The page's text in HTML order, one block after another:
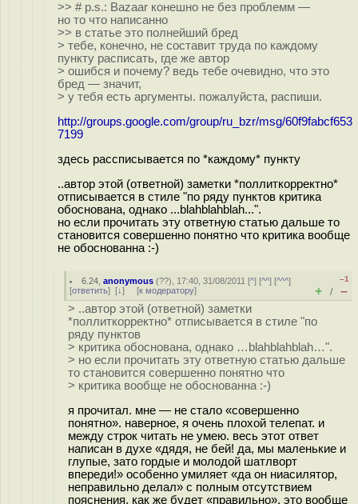
>> # p.s.: Bazaar конешно не без проблемм —
но то что написанно
>> в статье это полнейший бред
> тебе, конечно, не составит труда по каждому
пункту расписать, где же автор
> ошибся и почему? ведь тебе очевидно, что это
бред — значит,
> у тебя есть аргументы. пожалуйста, распиши.
http://groups.google.com/group/ru_bzr/msg/60f9fabcf653
7199
здесь рассписывается по *каждому* пункту
..автор этой (ответной) заметки *поллиткорректно*
отписывается в стиле "по ряду пунктов критика
обоснована, однако ...blahblahblah...".
но если прочитать эту ответную статью дальше то
становится совершенно понятно что критика вообще
не обоснованна :-)
6.24 ,anonymous (??), 17:40, 31/08/2011 [^] [^^] [^^^]
[ответить] [↓] [к модератору]
–1
+ / –
> ..автор этой (ответной) заметки
*поллиткорректно* отписывается в стиле "по
ряду пунктов
> критика обоснована, однако …blahblahblah…".
> но если прочитать эту ответную статью дальше
то становится совершенно понятно что
> критика вообще не обоснованна :-)
я прочитал. мне — не стало «совершенно
понятно». наверное, я очень плохой телепат. и
между строк читать не умею. весь этот ответ
написан в духе «дядя, не бей! да, мы маленькие и
глупые, зато гордые и молодой шатлворт
впереди!» особенно умиляет «да он ниасилятор,
неправильно делал» с полным отсутствием
пояснения, как же будет «правильно». это вообще